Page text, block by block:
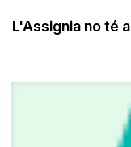
L'Assignia no té